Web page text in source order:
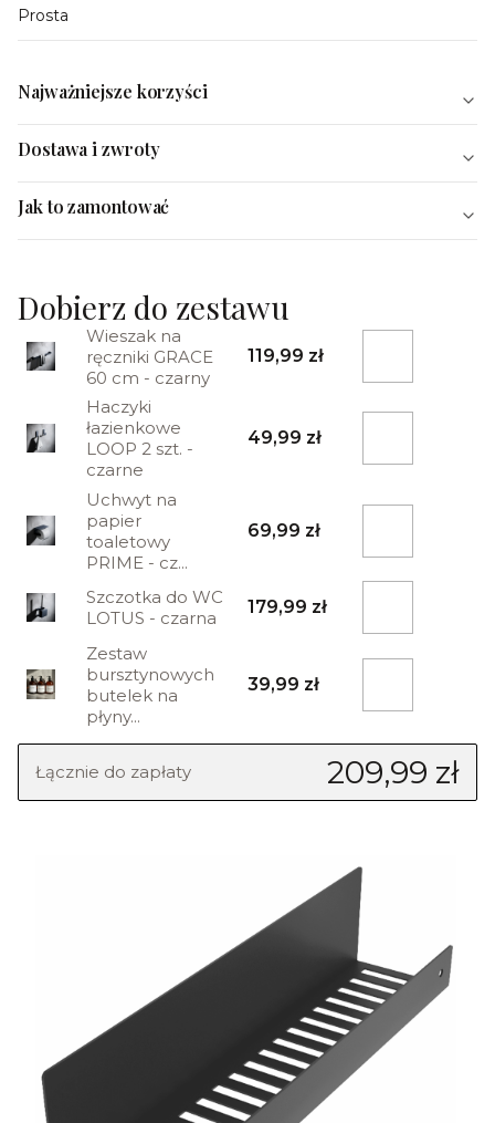
Prosta
Najważniejsze korzyści
Dostawa i zwroty
Jak to zamontować
Dobierz do zestawu
Wieszak na
ręczniki GRACE
60 cm - czarny
119,99 zł
Haczyki
łazienkowe
LOOP 2 szt. -
czarne
49,99 zł
Uchwyt na
papier
toaletowy
PRIME - cz...
69,99 zł
Szczotka do WC
LOTUS - czarna
179,99 zł
Zestaw
bursztynowych
butelek na
płyny...
39,99 zł
Łącznie do zapłaty 209,99 zł